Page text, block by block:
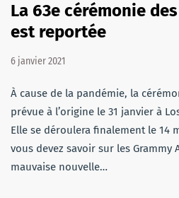
La 63e cérémonie
est reportée
6 janvier 2021
À cause de la pandémie, la
prévue à l’origine le 31 janvier à
Elle se déroulera finalement le 14
vous devez savoir sur les Grammy
mauvaise nouvelle…